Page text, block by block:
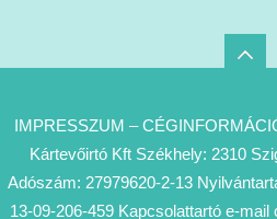
IMPRESSZUM –
Kártevőirtó Kft Székhely: 2310
Adószám: 27979620-2-13
13-09-206-459 Kapcsolattartó e-